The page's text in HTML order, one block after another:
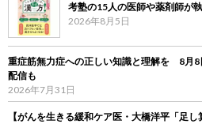
考塾の15人の医師や薬剤師が
2026年8月5日
重症筋無力症への正しい知識と理解を 8月8
配信も
2026年7月31日
【がんを生きる緩和ケア医・大橋洋平「足